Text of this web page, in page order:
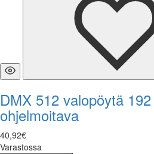
DMX 512 valopöytä
ohjelmoitava
40,92€
Varastossa